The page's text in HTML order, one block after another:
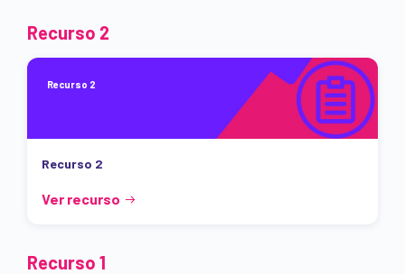
Recurso 2
Recurso 2
Recurso 2
Ver recurso
Recurso 1